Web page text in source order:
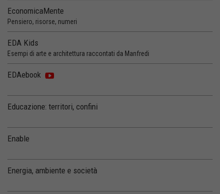
EconomicaMente
Pensiero, risorse, numeri
EDA Kids
Esempi di arte e architettura raccontati da Manfredi
EDAebook
Educazione: territori, confini
Enable
Energia, ambiente e società